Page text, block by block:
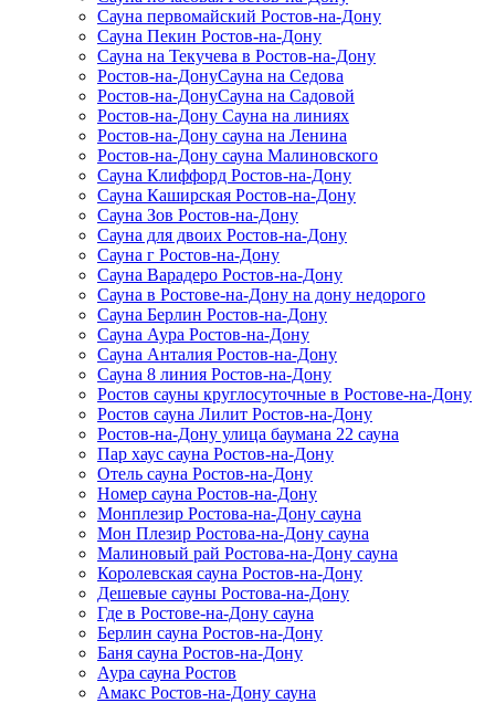
Сауна первомайский Ростов-на-Дону
Сауна Пекин Ростов-на-Дону
Сауна на Текучева в Ростов-на-Дону
Ростов-на-ДонуСауна на Седова
Ростов-на-ДонуСауна на Садовой
Ростов-на-Дону Сауна на линиях
Ростов-на-Дону сауна на Ленина
Ростов-на-Дону сауна Малиновского
Сауна Клиффорд Ростов-на-Дону
Сауна Каширская Ростов-на-Дону
Сауна Зов Ростов-на-Дону
Сауна для двоих Ростов-на-Дону
Сауна г Ростов-на-Дону
Сауна Варадеро Ростов-на-Дону
Сауна в Ростове-на-Дону на дону недорого
Сауна Берлин Ростов-на-Дону
Сауна Аура Ростов-на-Дону
Сауна Анталия Ростов-на-Дону
Сауна 8 линия Ростов-на-Дону
Ростов сауны круглосуточные в Ростове-на-Дону
Ростов сауна Лилит Ростов-на-Дону
Ростов-на-Дону улица баумана 22 сауна
Пар хаус сауна Ростов-на-Дону
Отель сауна Ростов-на-Дону
Номер сауна Ростов-на-Дону
Монплезир Ростова-на-Дону сауна
Мон Плезир Ростова-на-Дону сауна
Малиновый рай Ростова-на-Дону сауна
Королевская сауна Ростов-на-Дону
Дешевые сауны Ростова-на-Дону
Где в Ростове-на-Дону сауна
Берлин сауна Ростов-на-Дону
Баня сауна Ростов-на-Дону
Аура сауна Ростов
Амакс Ростов-на-Дону сауна